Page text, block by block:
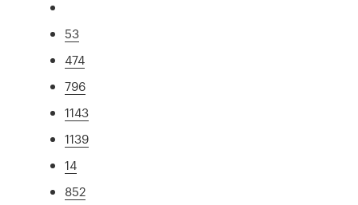
53
474
796
1143
1139
14
852